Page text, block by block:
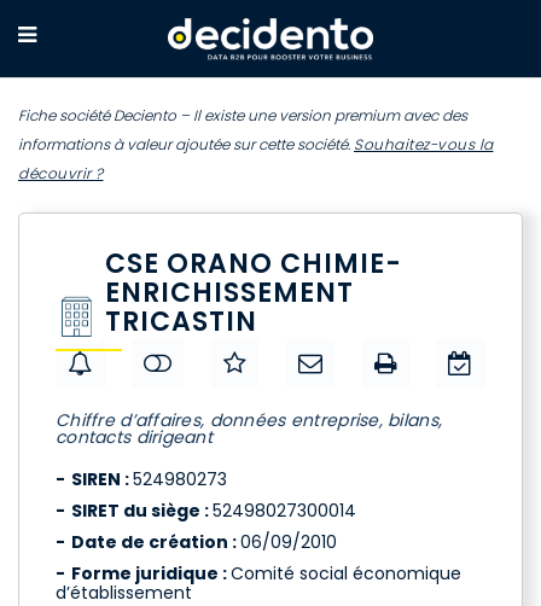
Fiche société Deciento – Il existe une version premium avec des
informations à valeur ajoutée sur cette société. Souhaitez-vous la
découvrir ?
CSE ORANO CHIMIE-
ENRICHISSEMENT
TRICASTIN
Chiffre d’affaires, données entreprise, bilans,
contacts dirigeant
SIREN :524980273
SIRET du siège :52498027300014
Date de création :06/09/2010
Forme juridique :Comité social économique
d’établissement